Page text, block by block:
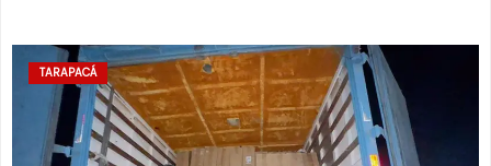
TARAPACÁ